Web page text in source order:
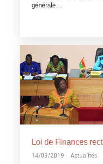
générale…
14/03/2019 Actualités